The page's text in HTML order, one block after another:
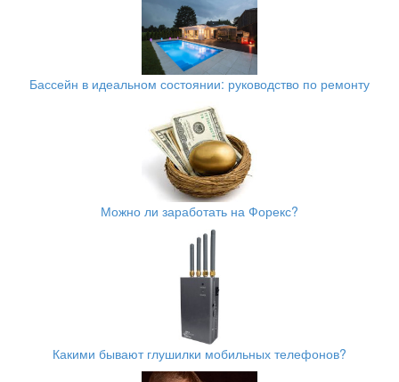
Бассейн в идеальном состоянии: руководство по ремонту
Можно ли заработать на Форекс?
Какими бывают глушилки мобильных телефонов?